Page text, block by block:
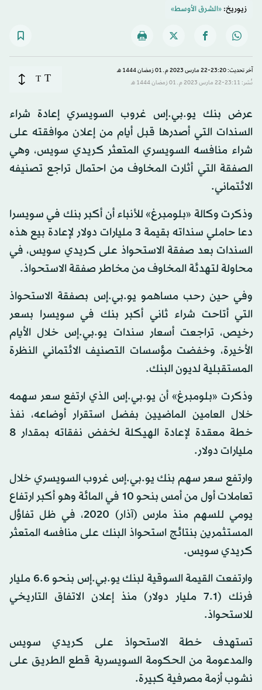
زيوريخ:«الشرق الأوسط»
آخر تحديث: 23:20-22 مارس 2023 م ـ 01 رَمضان 1444 هـ
نُشر: 23:11-22 مارس 2023 م ـ 01 رَمضان 1444 هـ
T
T
عرض بنك يو.بي.إس غروب السويسري إعادة شراء
السندات التي أصدرها قبل أيام من إعلان موافقته على
شراء منافسه السويسري المتعثر كريدي سويس، وهي
الصفقة التي أثارت المخاوف من احتمال تراجع تصنيفه
الائتماني.
وذكرت وكالة «بلومبرغ» للأنباء أن أكبر بنك في سويسرا
دعا حاملي سنداته بقيمة 3 مليارات دولار لإعادة بيع هذه
السندات بعد صفقة الاستحواذ على كريدي سويس، في
محاولة لتهدئة المخاوف من مخاطر صفقة الاستحواذ.
وفي حين رحب مساهمو يو.بي.إس بصفقة الاستحواذ
التي أتاحت شراء ثاني أكبر بنك في سويسرا بسعر
رخيص، تراجعت أسعار سندات يو.بي.إس خلال الأيام
الأخيرة، وخفضت مؤسسات التصنيف الائتماني النظرة
المستقبلية لديون البنك.
وذكرت «بلومبرغ» أن يو.بي.إس الذي ارتفع سعر سهمه
خلال العامين الماضيين بفضل استقرار أوضاعه، نفذ
خطة معقدة لإعادة الهيكلة لخفض نفقاته بمقدار 8
مليارات دولار.
وارتفع سعر سهم بنك يو.بي.إس غروب السويسري خلال
تعاملات أول من أمس بنحو 10 في المائة وهو أكبر ارتفاع
يومي للسهم منذ مارس (آذار) 2020، في ظل تفاؤل
المستثمرين بنتائج استحواذ البنك على منافسه المتعثر
كريدي سويس.
وارتفعت القيمة السوقية لبنك يو.بي.إس بنحو 6.‏6 مليار
فرنك (1.‏7 مليار دولار) منذ إعلان الاتفاق التاريخي
للاستحواذ.
تستهدف خطة الاستحواذ على كريدي سويس
والمدعومة من الحكومة السويسرية قطع الطريق على
نشوب أزمة مصرفية كبيرة.